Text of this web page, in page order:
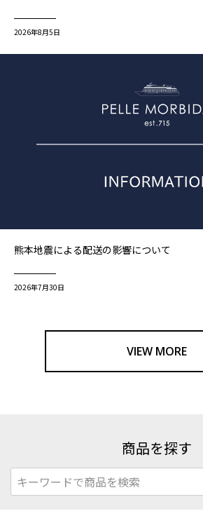
2026年8月5日
熊本地震による配送の影響について
2026年7月30日
VIEW MORE
商品を探す